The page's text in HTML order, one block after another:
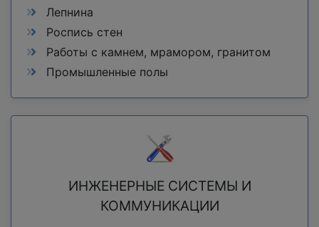
Лепнина
Роспись стен
Работы с камнем, мрамором, гранитом
Промышленные полы
ИНЖЕНЕРНЫЕ СИСТЕМЫ И
КОММУНИКАЦИИ